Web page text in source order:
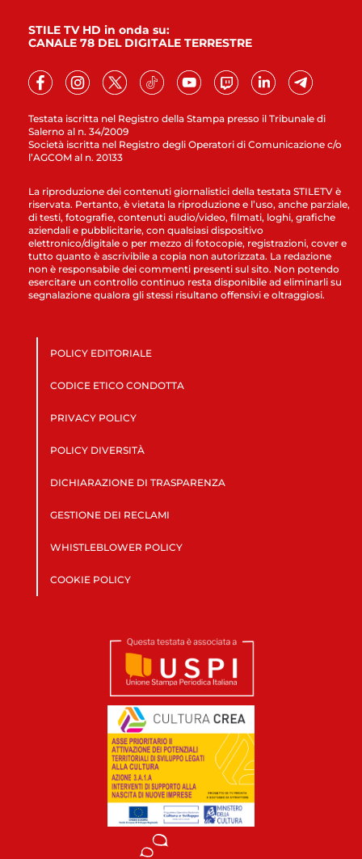
Testata iscritta nel Registro della Stampa presso il Tribunale di
Salerno al n. 34/2009
Società iscritta nel Registro degli Operatori di Comunicazione c/o
l’AGCOM al n. 20133
STILE TV HD in onda su:
CANALE 78 DEL DIGITALE TERRESTRE
La riproduzione dei contenuti giornalistici della testata STILETV è
riservata. Pertanto, è vietata la riproduzione e l’uso, anche parziale,
di testi, fotografie, contenuti audio/video, filmati, loghi, grafiche
aziendali e pubblicitarie, con qualsiasi dispositivo
elettronico/digitale o per mezzo di fotocopie, registrazioni, cover e
tutto quanto è ascrivibile a copia non autorizzata. La redazione
non è responsabile dei commenti presenti sul sito. Non potendo
esercitare un controllo continuo resta disponibile ad eliminarli su
segnalazione qualora gli stessi risultano offensivi e oltraggiosi.
POLICY EDITORIALE
CODICE ETICO CONDOTTA
PRIVACY POLICY
POLICY DIVERSITÀ
DICHIARAZIONE DI TRASPARENZA
GESTIONE DEI RECLAMI
WHISTLEBLOWER POLICY
COOKIE POLICY